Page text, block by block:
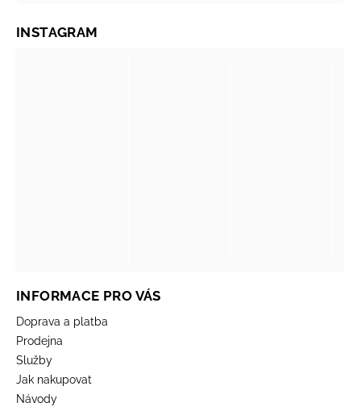
INFORMACE PRO VÁS
Doprava a platba
Prodejna
Služby
Jak nakupovat
Návody
INSTAGRAM